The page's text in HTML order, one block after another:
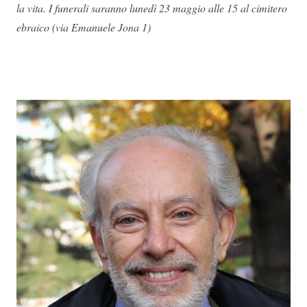
la vita. I funerali saranno lunedì 23 maggio alle 15 al cimitero
ebraico (via Emanuele Jona 1)